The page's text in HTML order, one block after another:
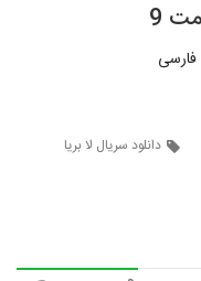
دانلود سریال لا بریا